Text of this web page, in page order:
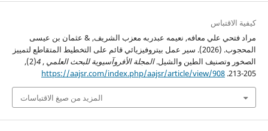
كيفية الاقتباس
مراد فتحي علي معافه, نعيمه عبدربه معزب الشريف, & عثمان بن عيسى
المحجوب. (2026). سير عمل بيتروفيزيائي قائم على التخطيط المتقاطع لتمييز
الصخور وتصنيف الطين والشيل.المجلة الأفروآسيوية للبحث العلمي ,
4
(2),
205-213.
https://aajsr.com/index.php/aajsr/article/view/908
المزيد من صيغ الاقتباسات